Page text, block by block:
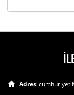
Adres:cumhuriyet